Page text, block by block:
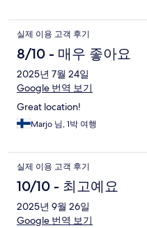
실제 이용 고객 후기
8/10 - 매우 좋아요
2025년 7월 24일
Google 번역 보기
Great location!
Marjo 님, 1박 여행
실제 이용 고객 후기
10/10 - 최고예요
2025년 9월 26일
Google 번역 보기